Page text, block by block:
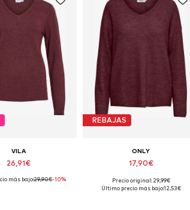
VILA
26,91€
más bajo:29,90€-10%
REBAJAS
ONLY
17,90€
Tallas disponibles: XS, S, M, L, XL
Precio original: 29,99€
Último precio más bajo:12,53€